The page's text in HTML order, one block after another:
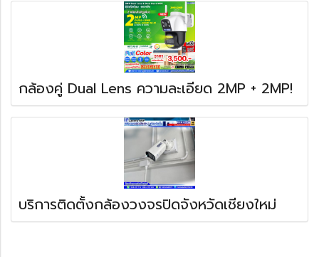
กล้องคู่ Dual Lens ความละเอียด 2MP + 2MP!
บริการติดตั้งกล้องวงจรปิดจังหวัดเชียงใหม่